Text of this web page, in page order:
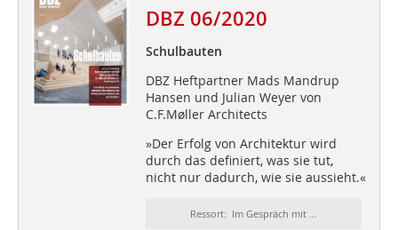
DBZ 06/2020
Schulbauten
DBZ Heftpartner Mads Mandrup
Hansen und Julian Weyer von
C.F.Møller Architects
»Der Erfolg von Architektur wird
durch das definiert, was sie tut,
nicht nur dadurch, wie sie aussieht.«
Ressort: Im Gespräch mit ...